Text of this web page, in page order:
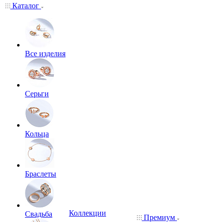
Каталог
Все изделия
Серьги
Кольца
Браслеты
Свадьба
Коллекции
Премиум